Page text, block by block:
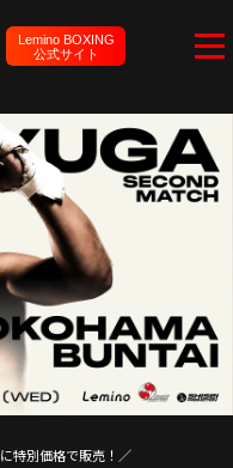
Lemino BOXING
公式サイト
特別価格で販売！／